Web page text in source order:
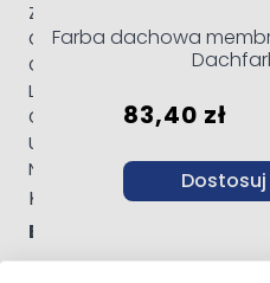
ZUŻYCIE: ok. 0,2 ÷ 0,4 kg/m?/
Grubość pojedynczej
Czas schnięcia warstwy do
Liczba warstw: co najmniej 2
Grubość gotowej, suchej
Utwardzanie po 24 godzinach*
Narzędzia: Pędzel, wałek,
KOLOR: RAL 8017
Bardzo zbliżony do
Jeśli chcesz zobaczyć
Farba dachowa
83,40 zł